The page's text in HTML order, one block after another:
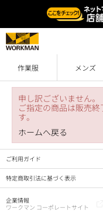
作業服 メンズ
申し訳ございません。
ご指定の商品は販売
す。
ホームへ戻る
ご利用ガイド
特定商取引法に基づく表示
企業情報
ワークマン コーポレートサイト